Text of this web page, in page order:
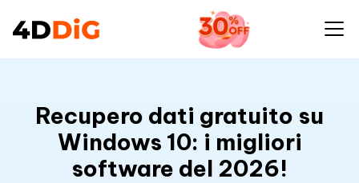
Recupero dati gratuito su
Windows 10: i migliori
software del 2026!